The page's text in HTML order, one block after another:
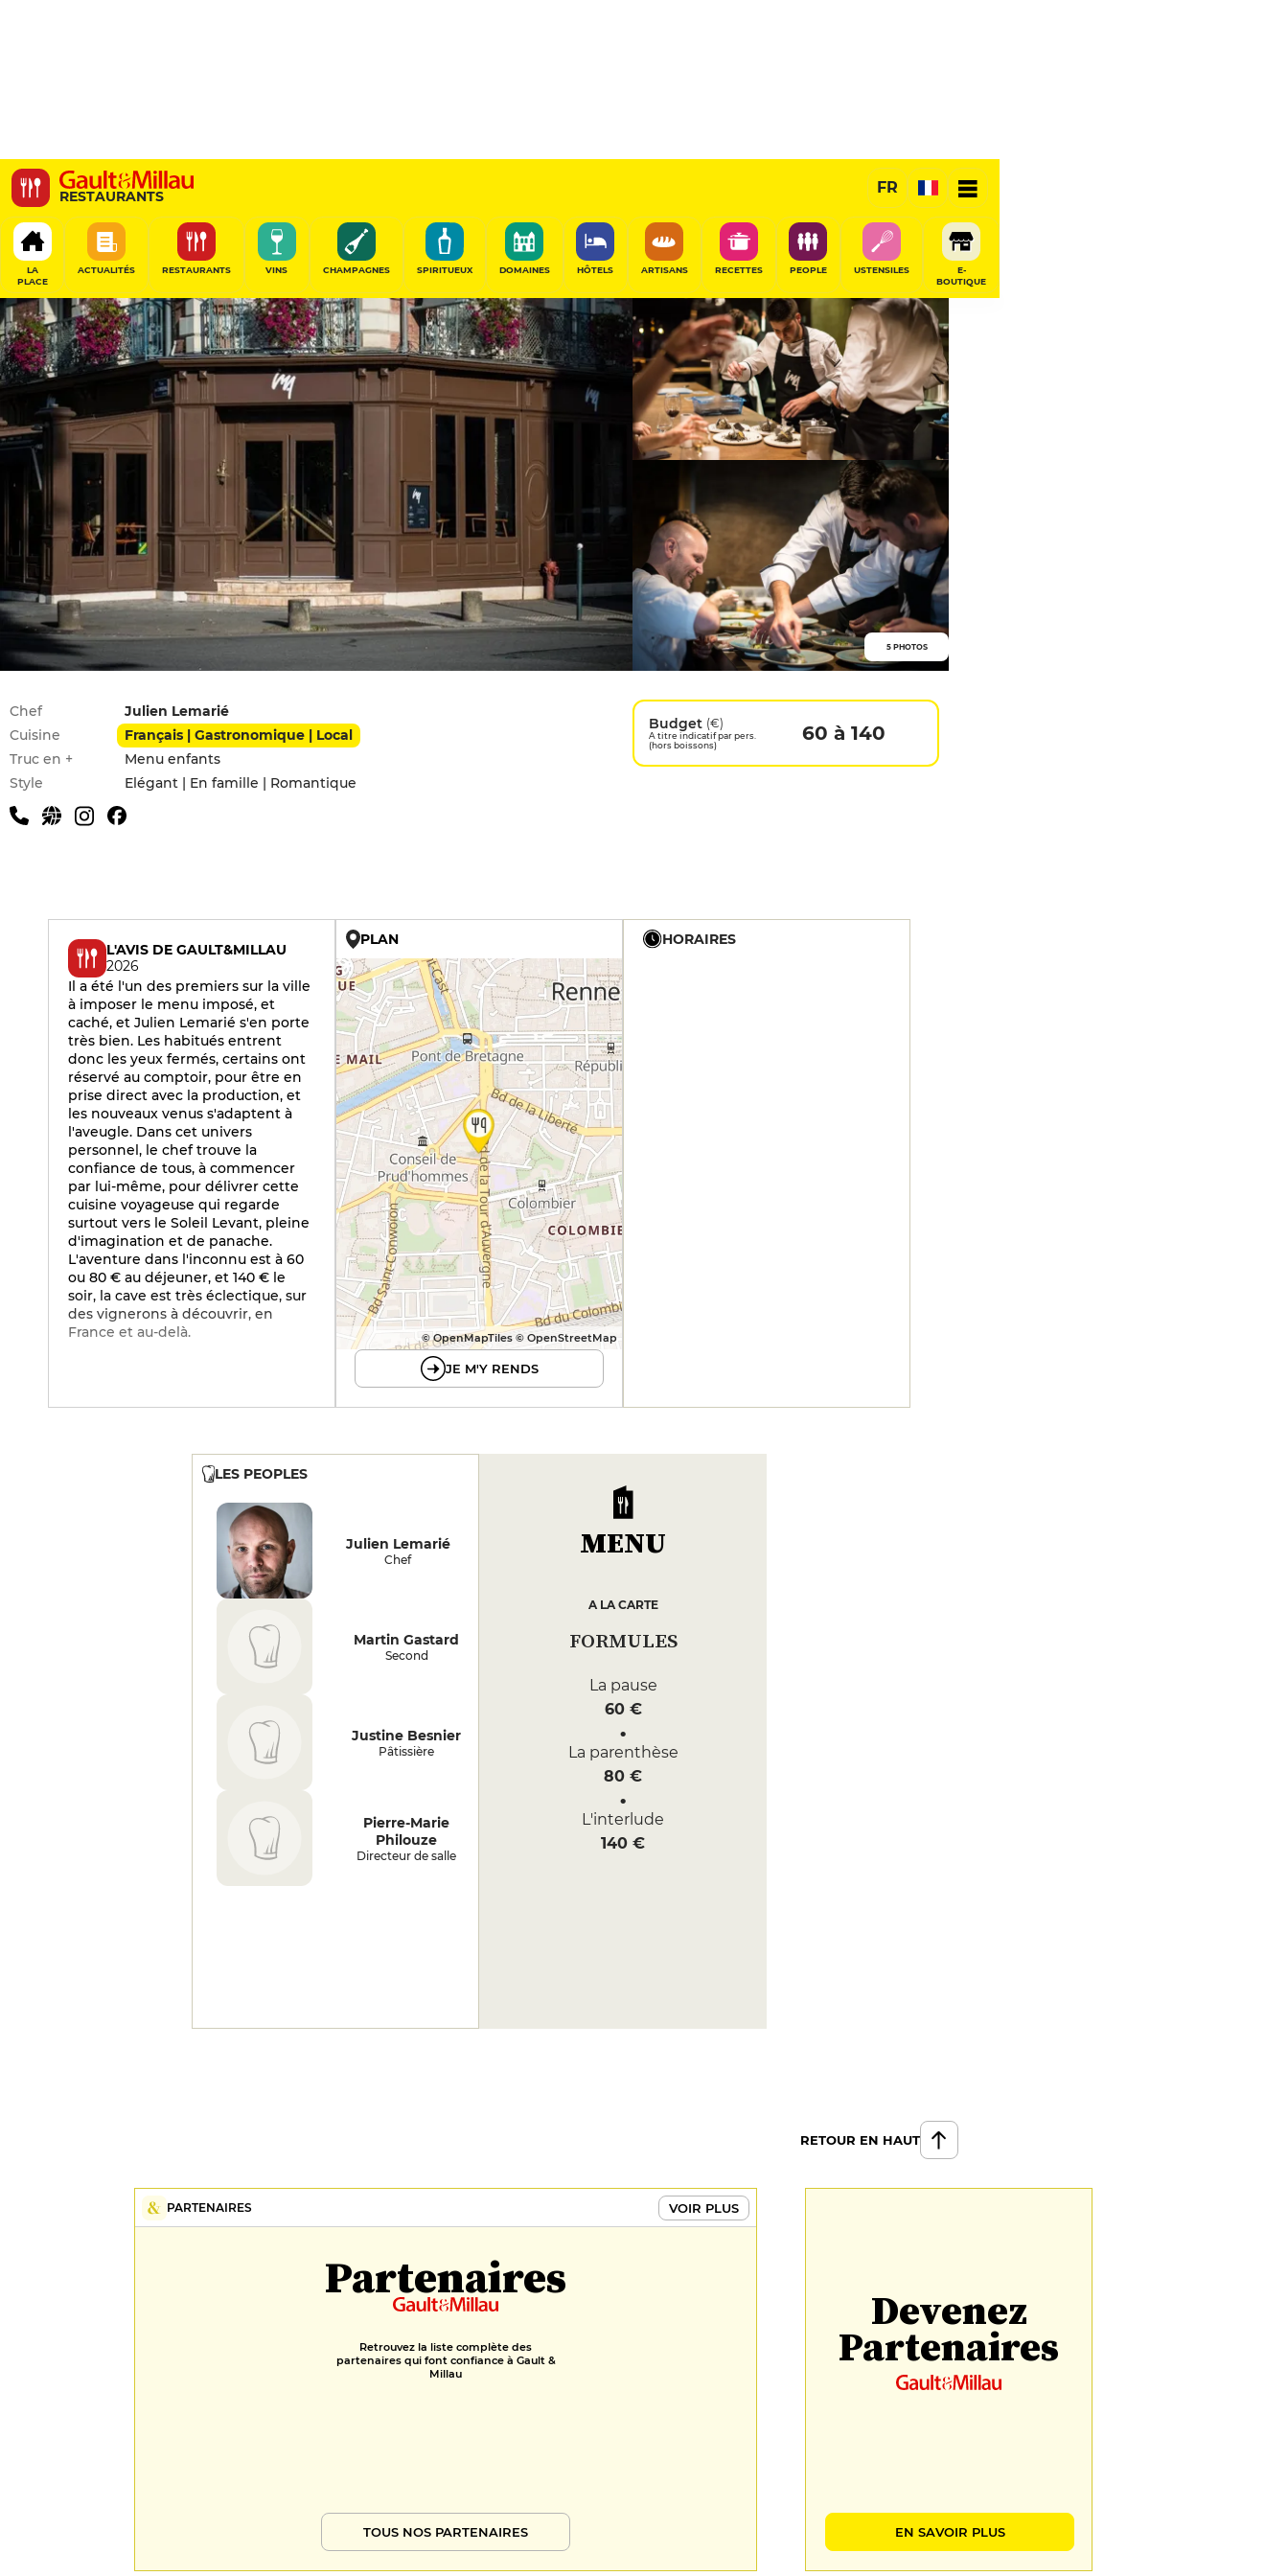
RESTAURANTS
FR
LA
PLACE
ACTUALITÉS RESTAURANTS VINS CHAMPAGNES SPIRITUEUX DOMAINES HÔTELS ARTISANS RECETTES PEOPLE USTENSILES
E-
BOUTIQUE
Ima
20 Boulevard de la Tour d'Auvergne, 35000 Rennes, France RÉSERVER
5 PHOTOS
Infos pratiques
Chef
Julien Lemarié
Cuisine
Français | Gastronomique | Local
Truc en +
Menu enfants
Style
Elégant | En famille | Romantique
Budget (€)
A titre indicatif par pers.
(hors boissons)
60 à 140
L'AVIS DE GAULT&MILLAU
2026
Il a été l'un des premiers sur la ville
à imposer le menu imposé, et
caché, et Julien Lemarié s'en porte
très bien. Les habitués entrent
donc les yeux fermés, certains ont
réservé au comptoir, pour être en
prise direct avec la production, et
les nouveaux venus s'adaptent à
l'aveugle. Dans cet univers
personnel, le chef trouve la
confiance de tous, à commencer
par lui-même, pour délivrer cette
cuisine voyageuse qui regarde
surtout vers le Soleil Levant, pleine
d'imagination et de panache.
L'aventure dans l'inconnu est à 60
ou 80 € au déjeuner, et 140 € le
soir, la cave est très éclectique, sur
des vignerons à découvrir, en
France et au-delà.
PLAN
© OpenMapTiles © OpenStreetMap
JE M'Y RENDS
HORAIRES
LES PEOPLES
Julien Lemarié
Chef
Martin Gastard
Second
Justine Besnier
Pâtissière
Pierre-Marie
Philouze
Directeur de salle
MENU
A LA CARTE
FORMULES
La pause
60 €
La parenthèse
80 €
L'interlude
140 €
RETOUR EN HAUT
PARTENAIRES VOIR PLUS
Partenaires
Retrouvez la liste complète des
partenaires qui font confiance à Gault &
Millau
TOUS NOS PARTENAIRES
Devenez
Partenaires
EN SAVOIR PLUS